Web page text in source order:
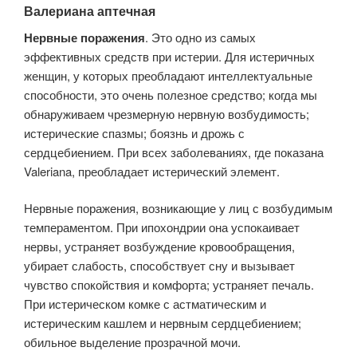
Валериана аптечная
Нервные поражения. Это одно из самых
эффективных средств при истерии. Для истеричных
женщин, у которых преобладают интеллектуальные
способности, это очень полезное средство; когда мы
обнаруживаем чрезмерную нервную возбудимость;
истерические спазмы; боязнь и дрожь с
сердцебиением. При всех заболеваниях, где показана
Valeriana, преобладает истерический элемент.
Нервные поражения, возникающие у лиц с возбудимым
темпераментом. При ипохондрии она успокаивает
нервы, устраняет возбуждение кровообращения,
убирает слабость, способствует сну и вызывает
чувство спокойствия и комфорта; устраняет печаль.
При истерическом комке с астматическим и
истерическим кашлем и нервным сердцебиением;
обильное выделение прозрачной мочи.